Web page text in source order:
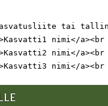
tai
nimi</
nimi</
nimi</